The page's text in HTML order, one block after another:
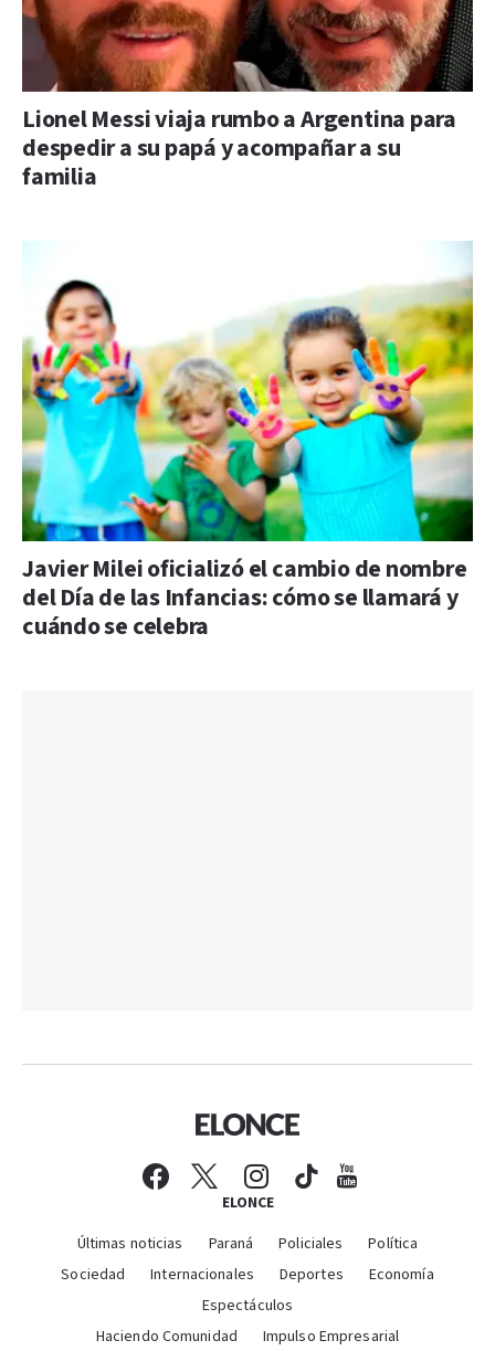
Lionel Messi viaja rumbo a Argentina para
despedir a su papá y acompañar a su
familia
Javier Milei oficializó el cambio de nombre
del Día de las Infancias: cómo se llamará y
cuándo se celebra
ELONCE
Últimas noticias Paraná Policiales
Política
Sociedad
Internacionales Deportes
Economía
Espectáculos
Haciendo Comunidad
Impulso Empresarial